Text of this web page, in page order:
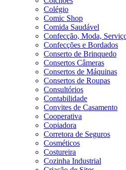
Colégio
Comic Shop
Comida Saudável
Confecção, Moda,
Confecções e Bordados
Conserto de Brinquedo
Consertos Câmeras
Consertos de Máquinas
Consertos de Roupas
Consultórios
Contabilidade
Convites de Casamento
Cooperativa
Copiadora
Corretora de Seguros
Cosméticos
Costureira
Cozinha Industrial